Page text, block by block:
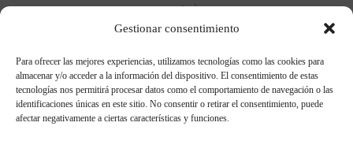
Gestionar consentimiento
Para ofrecer las mejores experiencias, utilizamos tecnologías como las cookies para
almacenar y/o acceder a la información del dispositivo. El consentimiento de estas
tecnologías nos permitirá procesar datos como el comportamiento de navegación o las
identificaciones únicas en este sitio. No consentir o retirar el consentimiento, puede
afectar negativamente a ciertas características y funciones.
comentario.
Entradas recientes